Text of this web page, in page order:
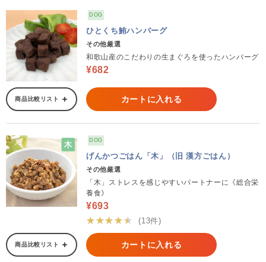
DOG
ひとくち鮪ハンバーグ
その他厳選
和歌山産のこだわりの生まぐろを使ったハンバーグ
¥682
商品比較リスト カートに入れる
DOG
げんかつごはん「木」（旧 漢方ごはん）
その他厳選
「木」ストレスを感じやすいパートナーに《総合栄
養食》
¥693
★★★★★
(13件)
商品比較リスト カートに入れる